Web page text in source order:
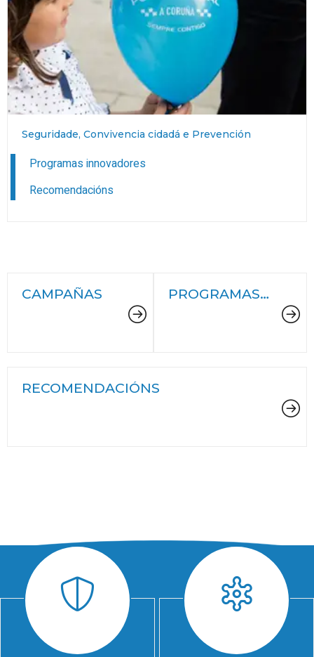
Seguridade, Convivencia cidadá e Prevención
Programas innovadores
Recomendacións
CAMPAÑAS PROGRAMAS
RECOMENDACIÓNS